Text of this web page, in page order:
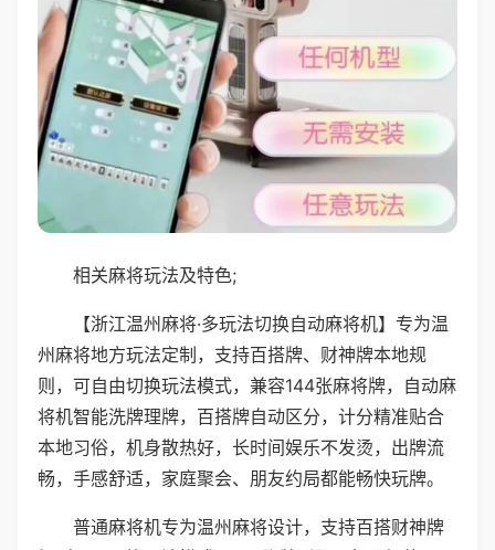
相关麻将玩法及特色;
【浙江温州麻将·多玩法切换自动麻将机】专为温
州麻将地方玩法定制，支持百搭牌、财神牌本地规
则，可自由切换玩法模式，兼容144张麻将牌，自动麻
将机智能洗牌理牌，百搭牌自动区分，计分精准贴合
本地习俗，机身散热好，长时间娱乐不发烫，出牌流
畅，手感舒适，家庭聚会、朋友约局都能畅快玩牌。
普通麻将机专为温州麻将设计，支持百搭财神牌